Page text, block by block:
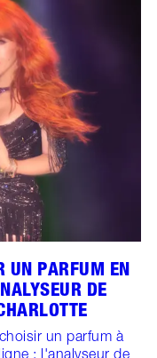
UN PARFUM EN
DE
un parfum à
: l'analyseur de